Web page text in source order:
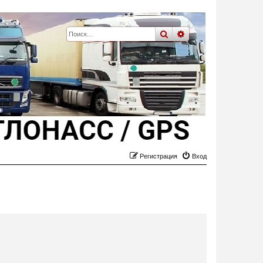
поискрасширенный
Вход
Регистрация